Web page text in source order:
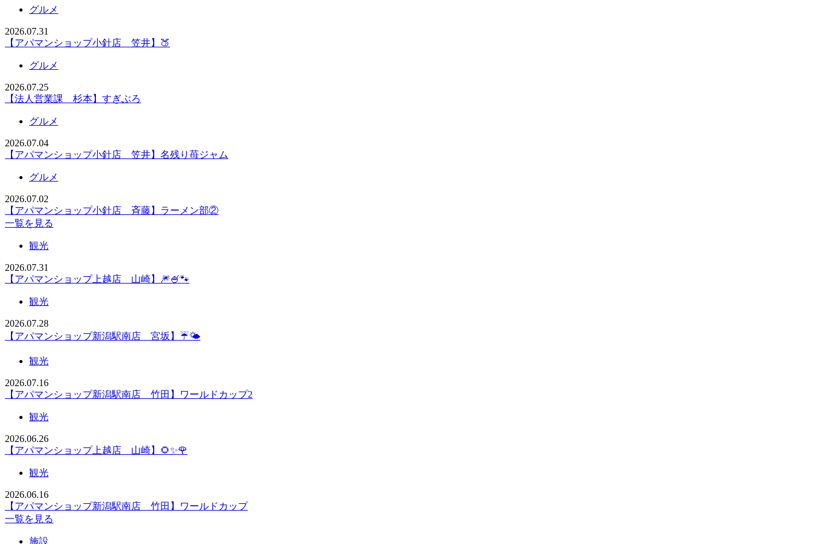
グルメ
2026.07.31
【アパマンショップ小針店 笠井】🍑
グルメ
2026.07.25
【法人営業課 杉本】すぎぶろ
グルメ
2026.07.04
【アパマンショップ小針店 笠井】名残り苺ジャム
グルメ
2026.07.02
【アパマンショップ小針店 斉藤】ラーメン部②
一覧を見る
観光
2026.07.31
【アパマンショップ上越店 山崎】🎆🍧🐾
観光
2026.07.28
【アパマンショップ新潟駅南店 宮坂】☔🌤️
観光
2026.07.16
【アパマンショップ新潟駅南店 竹田】ワールドカップ2
観光
2026.06.26
【アパマンショップ上越店 山崎】🌻✨🌹
観光
2026.06.16
【アパマンショップ新潟駅南店 竹田】ワールドカップ
一覧を見る
施設